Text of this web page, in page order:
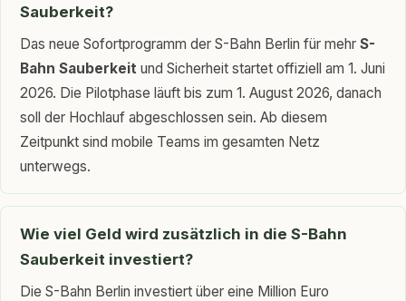
Sauberkeit?
Das neue Sofortprogramm der S-Bahn Berlin für mehr S-
Bahn Sauberkeitund Sicherheit startet offiziell am 1. Juni
2026. Die Pilotphase läuft bis zum 1. August 2026, danach
soll der Hochlauf abgeschlossen sein. Ab diesem
Zeitpunkt sind mobile Teams im gesamten Netz
unterwegs.
Wie viel Geld wird zusätzlich in die S-Bahn
Sauberkeit investiert?
Die S-Bahn Berlin investiert über eine Million Euro